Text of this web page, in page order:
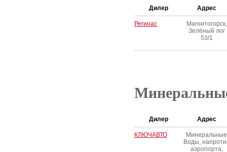
Дилер Адрес
Регинас
Магнитогорск,
Зелёный лог
53/1
Дилер Адрес
КЛЮЧАВТО
Минеральные
Воды,
аэропорта,